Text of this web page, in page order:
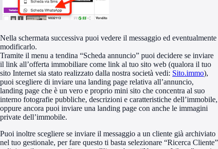
Nella schermata successiva puoi vedere il messaggio ed eventualmente
modificarlo.
Tramite il menu a tendina “Scheda annuncio” puoi decidere se inviare
il link all’offerta immobiliare come link al tuo sito web (qualora il tuo
sito Internet sia stato realizzato dalla nostra società vedi: Sito.immo),
puoi scegliere di inviare una landing page relativa all’annuncio,
landing page che è un vero e proprio mini sito che concentra al suo
interno fotografie pubbliche, descrizioni e caratteristiche dell’immobile,
oppure ancora puoi inviare una landing page con anche le immagini
private dell’immobile.
Puoi inoltre scegliere se inviare il messaggio a un cliente già archiviato
nel tuo gestionale, per fare questo ti basta selezionare “Ricerca Cliente”